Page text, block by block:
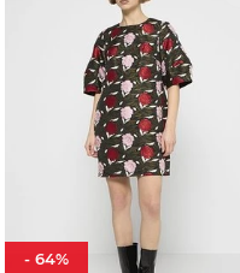
Sukienki
Sukienki
Sukienki z
Sukienki
Sukienki
-64%